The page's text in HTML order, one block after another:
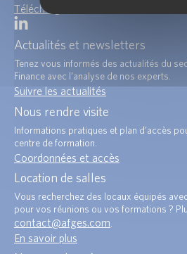
Télécharger
Actualités et newsletters
Tenez vous informés des actualités du
Finance avec l’analyse de nos experts.
Suivre les actualités
Nous rendre visite
Informations pratiques et plan d’accès
centre de formation.
Coordonnées et accès
Location de salles
Vous recherchez des locaux équipés
pour vos réunions ou vos formations ?
contact@afges.com
En savoir plus